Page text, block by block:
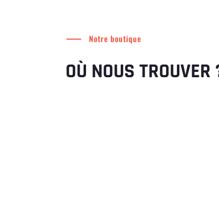
Notre boutique
OÙ NOUS TROUVER